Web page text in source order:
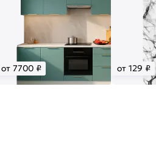
от 7700 ₽ от 129 ₽